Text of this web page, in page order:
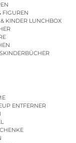
FIGUREN
KINDER LUNCHBOX
ENTFERNER